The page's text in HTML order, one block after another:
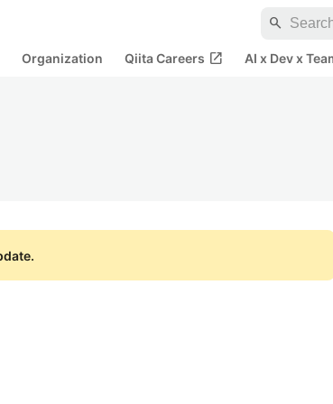
search
Organization Qiita Careers open_in_new AI x Dev x